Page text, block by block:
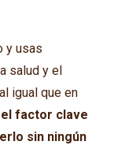
y usas
salud y el
igual que en
factor clave
sin ningún